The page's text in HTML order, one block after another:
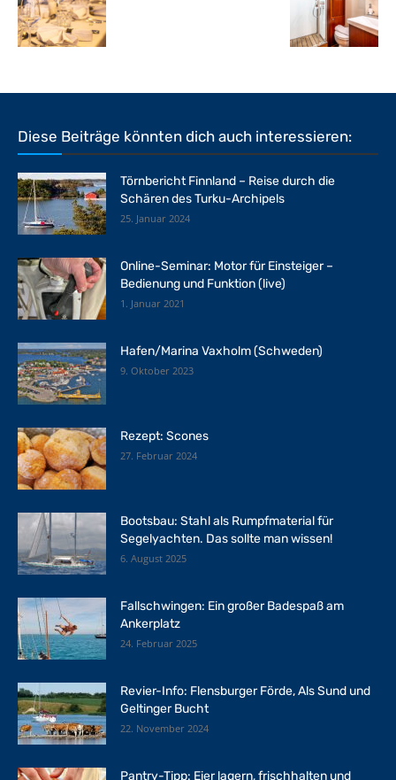
Diese Beiträge könnten dich auch interessieren:
Törnbericht Finnland – Reise durch die
Schären des Turku-Archipels
25. Januar 2024
Online-Seminar: Motor für Einsteiger –
Bedienung und Funktion (live)
1. Januar 2021
Hafen/Marina Vaxholm (Schweden)
9. Oktober 2023
Rezept: Scones
27. Februar 2024
Bootsbau: Stahl als Rumpfmaterial für
Segelyachten. Das sollte man wissen!
6. August 2025
Fallschwingen: Ein großer Badespaß am
Ankerplatz
24. Februar 2025
Revier-Info: Flensburger Förde, Als Sund und
Geltinger Bucht
22. November 2024
Pantry-Tipp: Eier lagern, frischhalten und